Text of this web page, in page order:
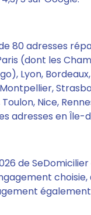
80 adresses
(dont les
Lyon,
Nice,
adresses en Île-
de
choisie,